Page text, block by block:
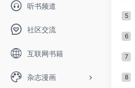
听书频道
社区交流
互联网书籍
杂志漫画
5
6
7
8